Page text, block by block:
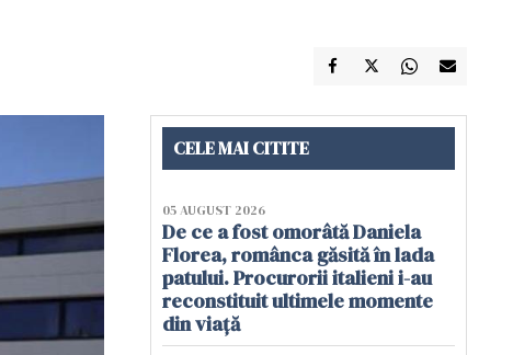
CELE MAI CITITE
05 AUGUST 2026
De ce a fost omorâtă Daniela
Florea, românca găsită în lada
patului. Procurorii italieni i-au
reconstituit ultimele momente
din viață